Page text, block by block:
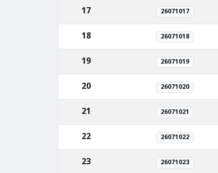
17 26071017
18 26071018
19 26071019
20 26071020
21 26071021
22 26071022
23 26071023